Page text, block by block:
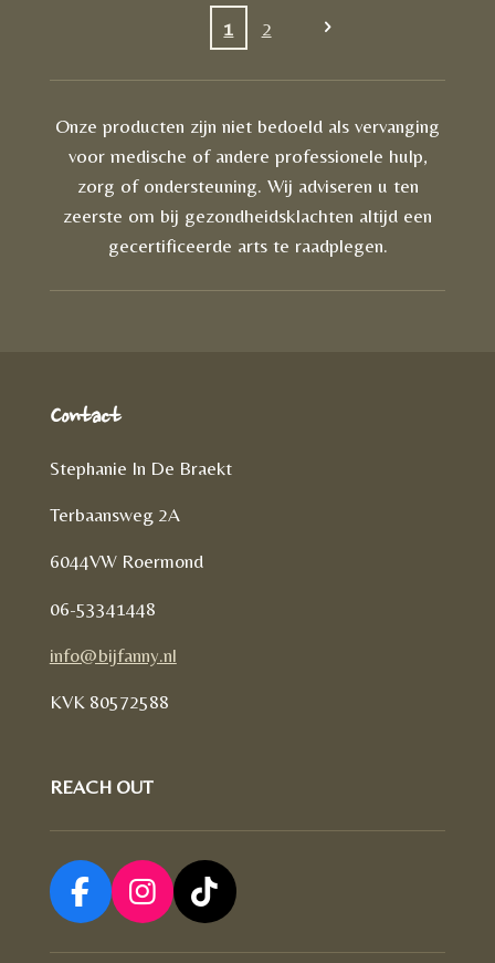
1 2
Onze producten zijn niet bedoeld als vervanging
voor medische of andere professionele hulp,
zorg of ondersteuning. Wij adviseren u ten
zeerste om bij gezondheidsklachten altijd een
gecertificeerde arts te raadplegen.
Contact
Stephanie In De Braekt
Terbaansweg 2A
6044VW Roermond
06-53341448
info@bijfanny.nl
KVK 80572588
REACH OUT
F
I
T